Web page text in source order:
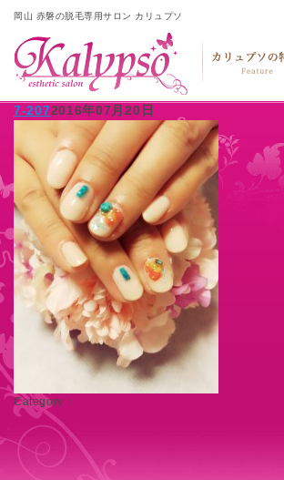
岡山 赤磐の脱毛専用サロン カリュプソ
7-2072016年07月20日
Category：